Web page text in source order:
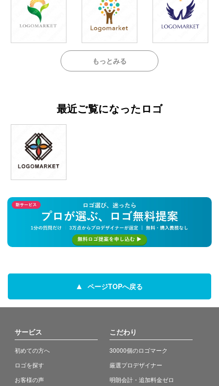
もっとみる
最近ご覧になったロゴ
ページTOPへ戻る
サービス
初めての方へ
ロゴを探す
お客様の声
こだわり
30000個のロゴマーク
厳選プロデザイナー
明朗会計・追加料金ゼロ